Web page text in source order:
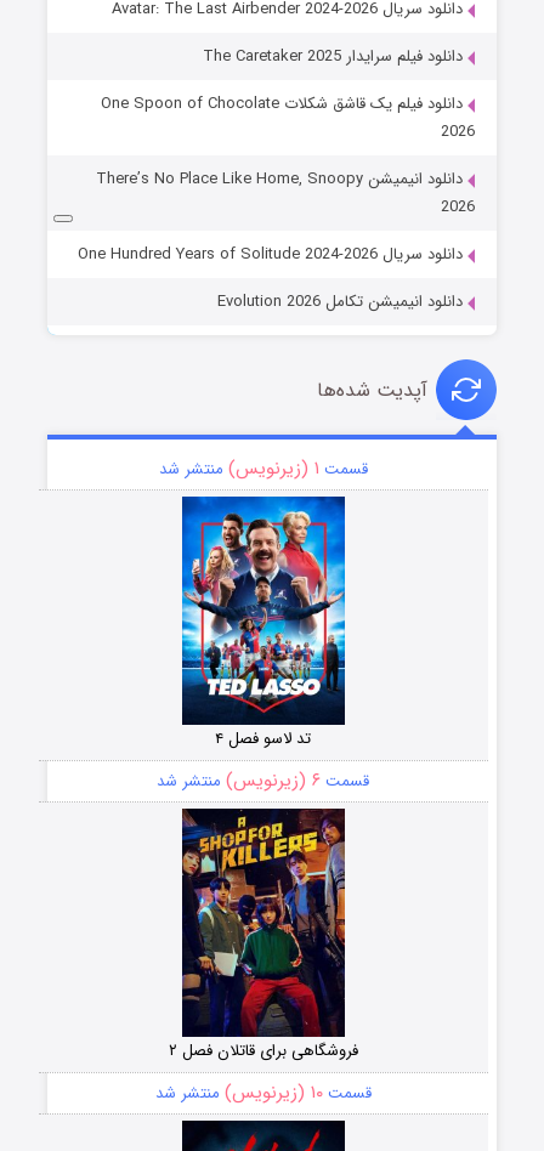
دانلود سریال Avatar: The Last Airbender 2024-2026
دانلود فیلم سرایدار The Caretaker 2025
دانلود فیلم یک قاشق شکلات One Spoon of Chocolate
2026
دانلود انیمیشن There’s No Place Like Home, Snoopy
2026
دانلود سریال One Hundred Years of Solitude 2024-2026
دانلود انیمیشن تکامل Evolution 2026
آپدیت شده‌ها
قسمت ۱ (زیرنویس) منتشر شد
تد لاسو فصل ۴
قسمت ۶ (زیرنویس) منتشر شد
فروشگاهی برای قاتلان فصل ۲
قسمت۱۰ (زیرنویس) منتشر شد